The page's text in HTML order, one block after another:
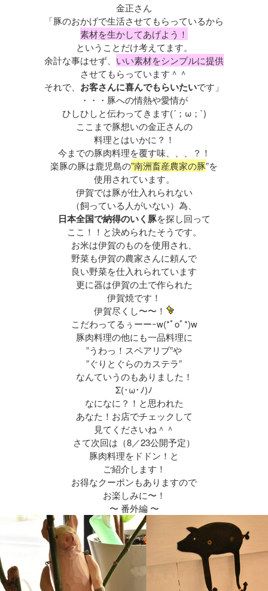
金正さん
「豚のおかげで生活させてもらっているから
素材を生かしてあげよう！
ということだけ考えてます。
余計な事はせず、 いい素材をシンプルに提供
させてもらっています＾＾
それで、 お客さんに喜んでもらいたいです」
・ ・ ・ 豚への情熱や愛情が
ひしひしと伝わってきます(´；ω；`)
ここまで豚想いの金正さんの
料理とはいかに？！
今までの豚肉料理を覆す味、、、？！
楽豚の豚は鹿児島の”南洲畜産農家の豚”を
使用されています。
伊賀では豚が仕入れられない
（飼っている人がいない）為、
日本全国で納得のいく豚を探し回って
ここ！！と決められたそうです。
お米は伊賀のものを使用され、
野菜も伊賀の農家さんに頼んで
良い野菜を仕入れられています
更に器は伊賀の土で作られた
伊賀焼です！
伊賀尽くし〜〜！
こだわってるぅーーｰw(*ﾟoﾟ*)w
豚肉料理の他にも一品料理に
”うわっ！スペアリブ”や
”ぐりとぐらのカステラ”
なんていうのもありました！
Σ(･ω･ﾉ)ﾉ
なになに？！と思われた
あなた！お店でチェックして
見てくださいね＾＾
さて次回は（8／23公開予定）
豚肉料理をドドン！と
ご紹介します！
お得なクーポンもありますので
お楽しみに〜！
〜 番外編 〜